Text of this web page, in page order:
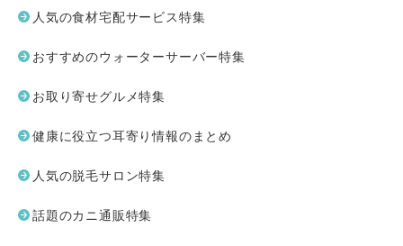
人気の食材宅配サービス特集
おすすめのウォーターサーバー特集
お取り寄せグルメ特集
健康に役立つ耳寄り情報のまとめ
人気の脱毛サロン特集
話題のカニ通販特集